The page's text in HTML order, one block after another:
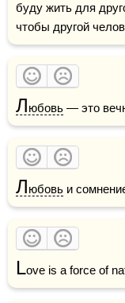
буду жить для
чтобы другой
Любовь — это
Любовь и
Love is a force of